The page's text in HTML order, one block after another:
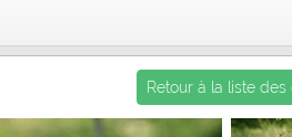
Retour à la liste des